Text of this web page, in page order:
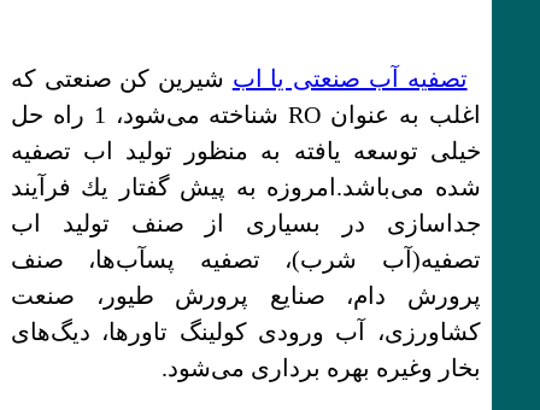
تصفیه آب صنعتی یا اب شیرین کن صنعتی که
اغلب به عنوان RO شناخته می‌شود، 1 راه حل
خیلی توسعه یافته به منظور تولید اب تصفیه
شده می‌باشد.امروزه به پیش گفتار یك فرآیند
جداسازی در بسیاری از صنف تولید اب
تصفیه(آب شرب)، ‌تصفیه پسآب‌ها، صنف
پرورش دام، صنایع پرورش طیور، صنعت
کشاورزی، آب ورودی کولینگ تاور‌ها، دیگ‌های
بخار وغیره بهره برداری می‌شود.